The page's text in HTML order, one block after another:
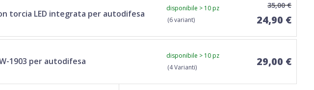
torcia LED integrata per autodifesa
disponibile > 10 pz
(6 variant)
35,00 €
24,90 €
1903 per autodifesa
disponibile > 10 pz
(4 Varianti)
29,00 €